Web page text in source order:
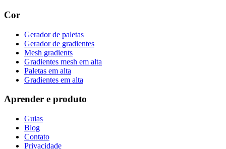
Cor
Gerador de paletas
Gerador de gradientes
Mesh gradients
Gradientes mesh em alta
Paletas em alta
Gradientes em alta
Aprender e produto
Guias
Blog
Contato
Privacidade